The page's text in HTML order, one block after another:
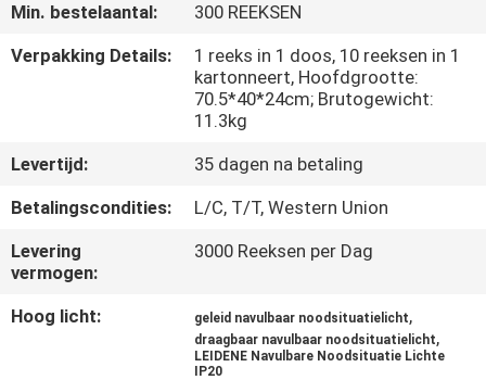
CONTACTEER
ONS
OM EEN
CITAAT
SITEMAP
PRIVACYBELEID
Min. bestelaantal:
300 REEKSEN
Verpakking Details:
1 reeks in 1 doos, 10 reeksen in 1
kartonneert, Hoofdgrootte:
70.5*40*24cm; Brutogewicht:
11.3kg
Levertijd:
35 dagen na betaling
Betalingscondities:
L/C, T/T, Western Union
Levering
vermogen:
3000 Reeksen per Dag
Hoog licht: geleid navulbaar noodsituatielicht,
draagbaar navulbaar noodsituatielicht,
LEIDENE Navulbare Noodsituatie Lichte
IP20